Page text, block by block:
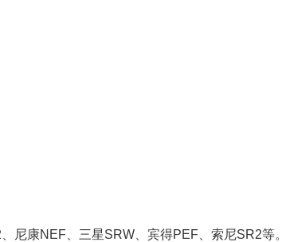
康NEF、三星SRW、宾得PEF、索尼SR2等。